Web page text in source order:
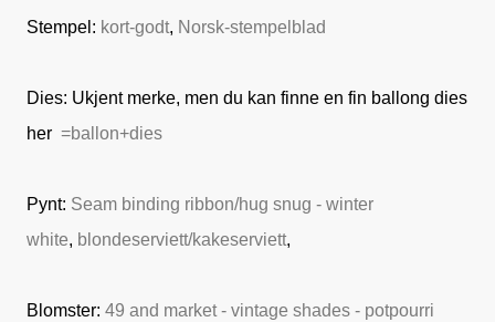
Stempel: kort-godt, Norsk-stempelblad
Dies: Ukjent merke, men du kan finne en fin ballong dies
her =ballon+dies
Pynt: Seam binding ribbon/hug snug - winter
white, blondeserviett/kakeserviett,
Blomster: 49 and market - vintage shades - potpourri